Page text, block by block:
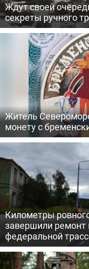
Ждут своей
секреты ручного
Житель
монету с
Километры
завершили ремонт
федеральной